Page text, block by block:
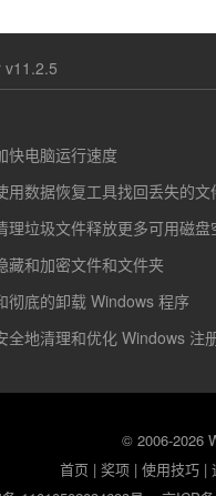
v11.2.5
快电脑运行速度
用数据恢复工具找回丢失的文
理垃圾文件释放更多可用磁盘
藏和加密文件和文件夹
彻底的卸载 Windows 程序
全地清理和优化 Windows 注
© 2006-2026
首页 |奖项 |使用技巧 |